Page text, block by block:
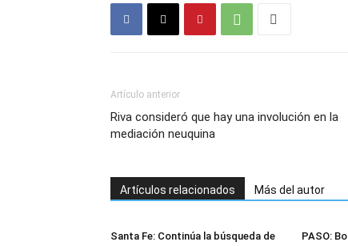
Artículo anterior
Riva consideró que hay una involución en la
mediación neuquina
Artículos relacionados Más del autor
Santa Fe: Continúa la búsqueda de
PASO: